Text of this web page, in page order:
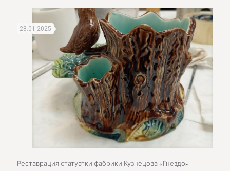
28.01.2025
Реставрация статуэтки фабрики Кузнецова «Гнездо»